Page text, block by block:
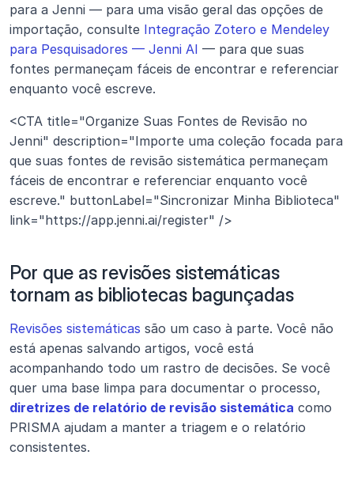
para a Jenni — para uma visão geral das opções de
importação, consulte Integração Zotero e Mendeley
para Pesquisadores — Jenni AI — para que suas
fontes permaneçam fáceis de encontrar e referenciar
enquanto você escreve.
<CTA title="Organize Suas Fontes de Revisão no
Jenni" description="Importe uma coleção focada para
que suas fontes de revisão sistemática permaneçam
fáceis de encontrar e referenciar enquanto você
escreve." buttonLabel="Sincronizar Minha Biblioteca"
link="https://app.jenni.ai/register" />
Por que as revisões sistemáticas
tornam as bibliotecas bagunçadas
Revisões sistemáticas são um caso à parte. Você não
está apenas salvando artigos, você está
acompanhando todo um rastro de decisões. Se você
diretrizes de relatório de revisão sistemática como
PRISMA ajudam a manter a triagem e o relatório
consistentes.